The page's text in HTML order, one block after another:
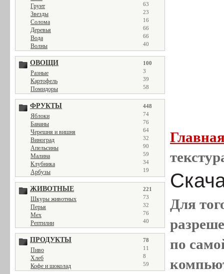
Грунт 63
Звезды 23
Солома 16
Деревья 66
Вода 66
Волны 40
ОВОЩИ 100
Разные 3
Картофель 39
Помидоры 58
ФРУКТЫ 448
Яблоки 74
Бананы 76
Черешня и вишня 64
Виноград 32
Апельсины 90
Малина 59
Клубника 34
Арбузы 19
ЖИВОТНЫЕ 221
Шкуры животных 73
Перья 32
Мех 76
Рептилии 40
ПРОДУКТЫ 78
Пиво 11
Хлеб 8
Кофе и шоколад 59
Для
по